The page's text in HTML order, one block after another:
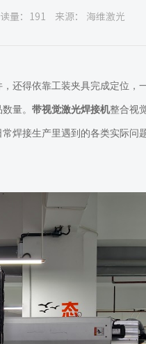
量：191 来源： 海维激光
还得依靠工装夹具完成定位，
量。 带视觉激光焊接机整合视
焊接生产里遇到的各类实际问